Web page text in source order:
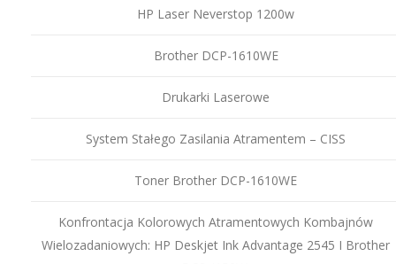
HP Laser Neverstop 1200w
Brother DCP-1610WE
Drukarki Laserowe
System Stałego Zasilania Atramentem – CISS
Toner Brother DCP-1610WE
Konfrontacja Kolorowych Atramentowych Kombajnów
Wielozadaniowych: HP Deskjet Ink Advantage 2545 I Brother